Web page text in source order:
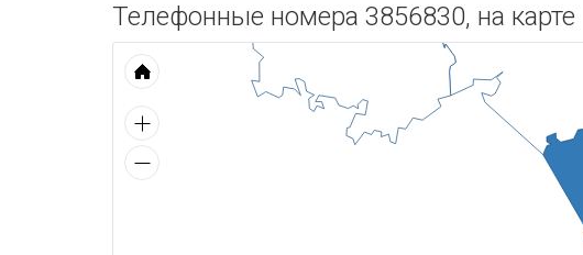
Телефонные номера 3856830, на карте